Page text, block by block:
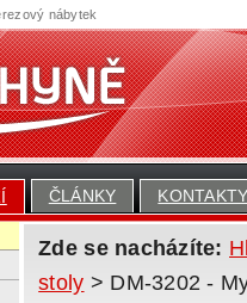
ČLÁNKY
Zde se nacházíte:
stoly > DM-3202 -
nábytek